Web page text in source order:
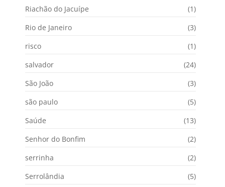
Riachão do Jacuípe
(1)
Rio de Janeiro
(3)
risco
(1)
salvador
(24)
São João
(3)
são paulo
(5)
Saúde
(13)
Senhor do Bonfim
(2)
serrinha
(2)
Serrolândia
(5)